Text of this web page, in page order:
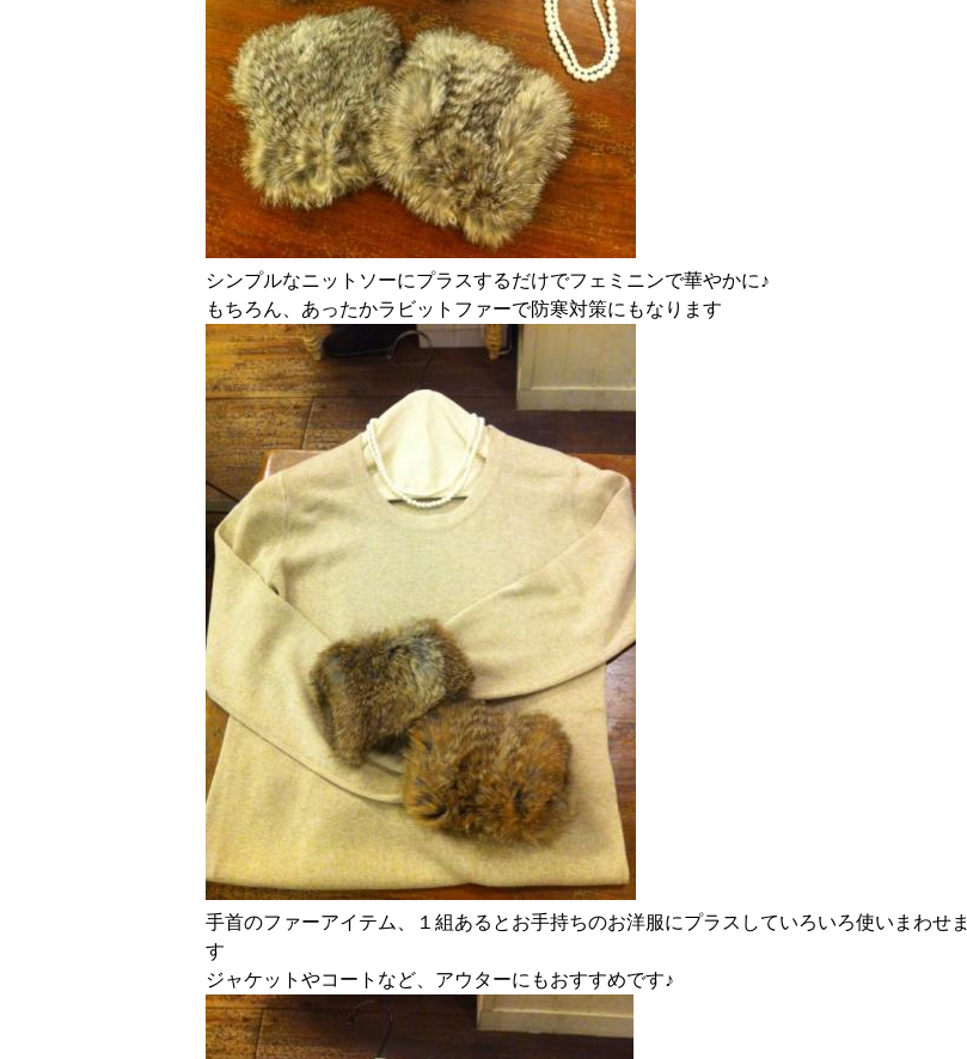
シンプルなニットソーにプラスするだけでフェミニンで華やかに♪
もちろん、あったかラビットファーで防寒対策にもなります
手首のファーアイテム、１組あるとお手持ちのお洋服にプラスしていろいろ使いまわせま
す
ジャケットやコートなど、アウターにもおすすめです♪